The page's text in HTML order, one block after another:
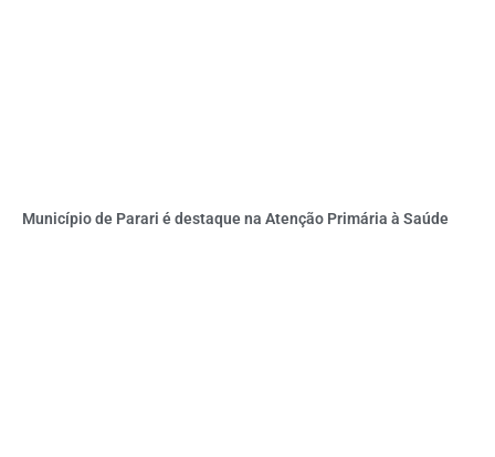
Município de Parari é destaque na Atenção Primária à Saúde